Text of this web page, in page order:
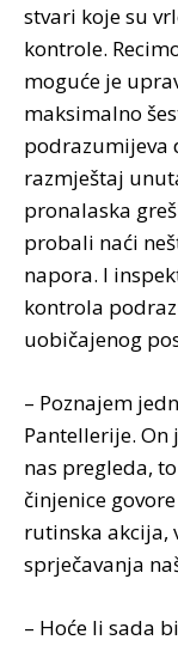
stvari koje su
kontrole.
moguće je
maksimalno
podrazumijeva
razmještaj
pronalaska
probali naći
napora. I
kontrola
uobičajenog
– Poznajem
Pantellerije. On
nas pregleda,
činjenice
rutinska akcija,
sprječavanja
– Hoće li sada